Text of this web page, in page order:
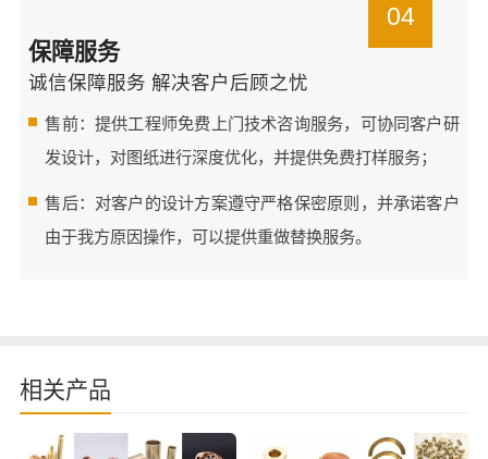
04
保障服务
诚信保障服务 解决客户后顾之忧
售前：提供工程师免费上门技术咨询服务，可协同客户研
发设计，对图纸进行深度优化，并提供免费打样服务；
售后：对客户的设计方案遵守严格保密原则，并承诺客户
由于我方原因操作，可以提供重做替换服务。
相关产品